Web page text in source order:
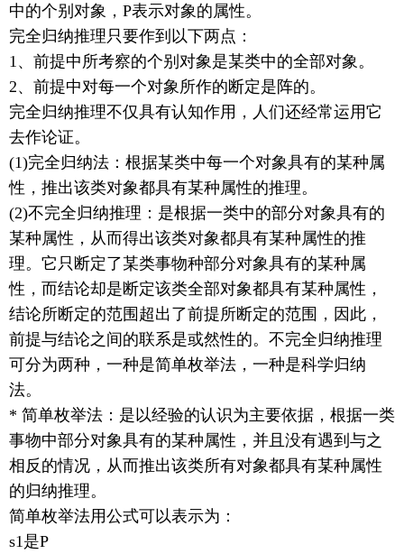
中的个别对象，P表示对象的属性。
完全归纳推理只要作到以下两点：
1、前提中所考察的个别对象是某类中的全部对象。
2、前提中对每一个对象所作的断定是阵的。
完全归纳推理不仅具有认知作用，人们还经常运用它
去作论证。
(1)完全归纳法：根据某类中每一个对象具有的某种属
性，推出该类对象都具有某种属性的推理。
(2)不完全归纳推理：是根据一类中的部分对象具有的
某种属性，从而得出该类对象都具有某种属性的推
理。它只断定了某类事物种部分对象具有的某种属
性，而结论却是断定该类全部对象都具有某种属性，
结论所断定的范围超出了前提所断定的范围，因此，
前提与结论之间的联系是或然性的。不完全归纳推理
可分为两种，一种是简单枚举法，一种是科学归纳
法。
* 简单枚举法：是以经验的认识为主要依据，根据一类
事物中部分对象具有的某种属性，并且没有遇到与之
相反的情况，从而推出该类所有对象都具有某种属性
的归纳推理。
简单枚举法用公式可以表示为：
s1是P